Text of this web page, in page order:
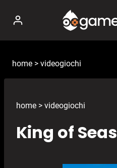
contenuto
home > videogiochi
home > videogiochi
King of Seas